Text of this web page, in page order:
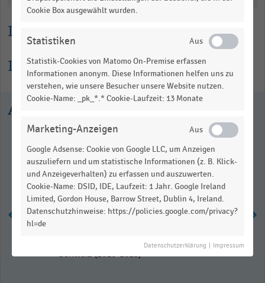
Lesehilfe
Informationen zur Statistik
Ausgewählte Statistiken
Anzahl der Apotheken in der
Schweiz (2010-2023)
Cookie Box ausgewählt wurden.
Statistiken
Statistik-Cookies von Matomo On-Premise erfassen
Informationen anonym. Diese Informationen helfen uns zu
verstehen, wie unsere Besucher unsere Website nutzen.
Cookie-Name: _pk_*.* Cookie-Laufzeit: 13 Monate
Marketing-Anzeigen
Google Adsense: Cookie von Google LLC, um Anzeigen
auszuliefern und um statistische Informationen (z. B. Klick-
und Anzeigeverhalten) zu erfassen und auszuwerten.
Cookie-Name: DSID, IDE, Laufzeit: 1 Jahr. Google Ireland
Limited, Gordon House, Barrow Street, Dublin 4, Ireland.
Datenschutzhinweise: https://policies.google.com/privacy?
hl=de
Datenschutzerklärung Impressum